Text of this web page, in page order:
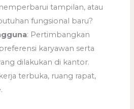
tampilan, atau
fungsional baru?
: Pertimbangkan
karyawan serta
dilakukan di kantor.
terbuka, ruang rapat,